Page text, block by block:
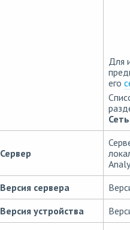
Для
его
Сеть
Сервер
Версия сервера
Версия устройства